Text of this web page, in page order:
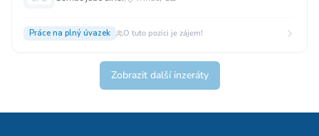
Práce na plný úvazek O tuto pozici je zájem!
Zobrazit další inzeráty